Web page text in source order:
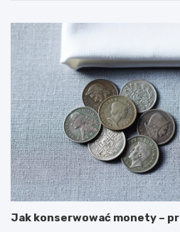
Jak konserwować monety –